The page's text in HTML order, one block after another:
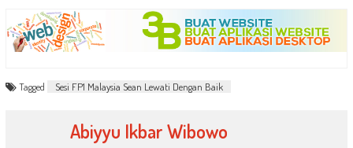
Tagged Sesi FP1 Malaysia Sean Lewati Dengan Baik
Abiyyu Ikbar Wibowo